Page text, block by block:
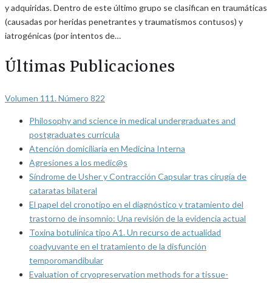
y adquiridas. Dentro de este último grupo se clasifican en traumáticas
(causadas por heridas penetrantes y traumatismos contusos) y
iatrogénicas (por intentos de…
Últimas Publicaciones
Volumen 111. Número 822
Philosophy and science in medical undergraduates and
postgraduates curricula
Atención domiciliaria en Medicina Interna
Agresiones a los medic@s
Síndrome de Usher y Contracción Capsular tras cirugía de
cataratas bilateral
El papel del cronotipo en el diagnóstico y tratamiento del
trastorno de insomnio: Una revisión de la evidencia actual
Toxina botulínica tipo A1. Un recurso de actualidad
coadyuvante en el tratamiento de la disfunción
temporomandibular
Evaluation of cryopreservation methods for a tissue-